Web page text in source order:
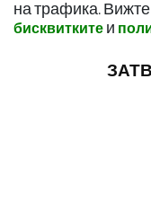
на трафика.
бисквитките и